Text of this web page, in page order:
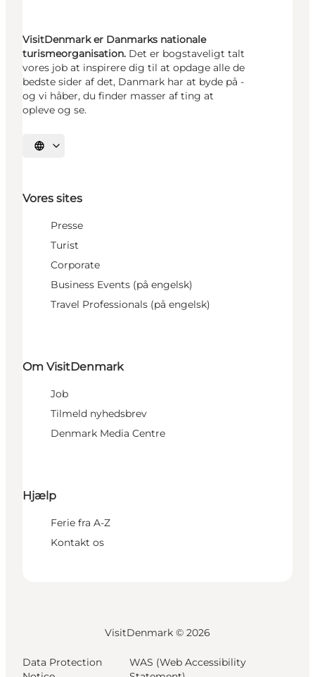
VisitDenmark er Danmarks nationale
turismeorganisation. Det er bogstaveligt talt
vores job at inspirere dig til at opdage alle de
bedste sider af det, Danmark har at byde på -
og vi håber, du finder masser af ting at
opleve og se.
Vælg sprog
Vores sites
Presse
Turist
Corporate
Business Events (på engelsk)
Travel Professionals (på engelsk)
Om VisitDenmark
Job
Tilmeld nyhedsbrev
Denmark Media Centre
Hjælp
Ferie fra A-Z
Kontakt os
VisitDenmark © 2026
Data Protection
WAS (Web Accessibility